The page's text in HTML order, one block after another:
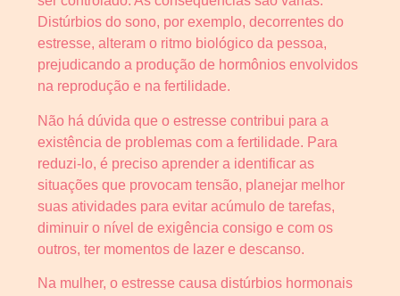
Distúrbios do sono, por exemplo, decorrentes do
estresse, alteram o ritmo biológico da pessoa,
prejudicando a produção de hormônios envolvidos
na reprodução e na fertilidade.
Não há dúvida que o estresse contribui para a
existência de problemas com a fertilidade. Para
reduzi-lo, é preciso aprender a identificar as
situações que provocam tensão, planejar melhor
suas atividades para evitar acúmulo de tarefas,
diminuir o nível de exigência consigo e com os
outros, ter momentos de lazer e descanso.
Na mulher, o estresse causa distúrbios hormonais